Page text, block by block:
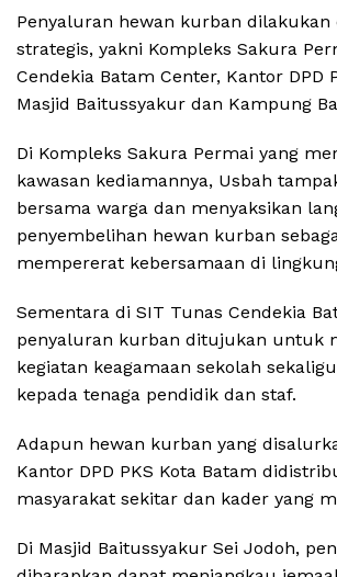
Penyaluran hewan kurban
strategis, yakni Kompleks Sakura
Cendekia Batam Center, Kantor DPD
Masjid Baitussyakur dan Kampung
Di Kompleks Sakura Permai yang
kawasan kediamannya, Usbah
bersama warga dan menyaksikan
penyembelihan hewan kurban
mempererat kebersamaan di
Sementara di SIT Tunas Cendekia
penyaluran kurban ditujukan untuk
kegiatan keagamaan sekolah
kepada tenaga pendidik dan staf.
Adapun hewan kurban yang
Kantor DPD PKS Kota Batam
masyarakat sekitar dan kader yang
Di Masjid Baitussyakur Sei Jodoh,